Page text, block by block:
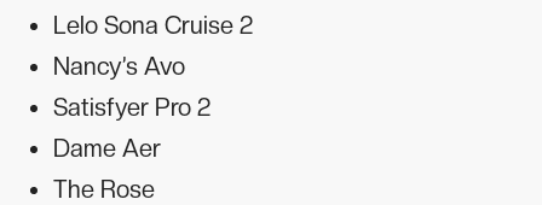
Lelo Sona Cruise 2
Nancy’s Avo
Satisfyer Pro 2
Dame Aer
The Rose